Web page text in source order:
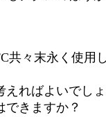
共々末永く使用
えればよいでし
できますか？